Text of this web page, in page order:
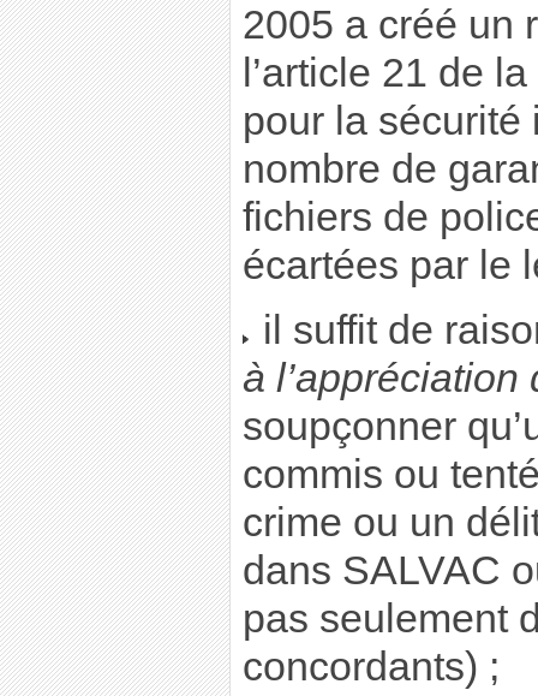
2005 a créé un
l’article 21 de
pour la sécurité
nombre de
fichiers de
écartées par le
il suffit de
à
soupçonner
commis ou
crime ou un
dans SALVAC
pas seulement
concordants) ;